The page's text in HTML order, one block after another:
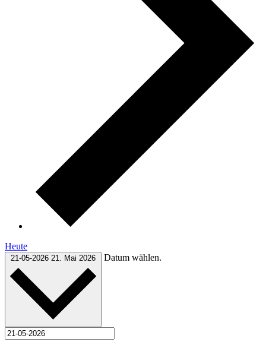
Heute
21-05-2026 21. Mai 2026 Datum wählen.